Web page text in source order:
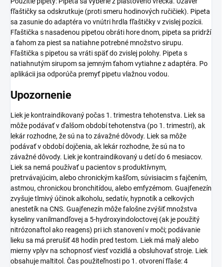
fľaštičky sa odskrutkuje (proti smeru hodinových ručičiek). Pipeta
sa zasunie do adaptéra vo vnútri hrdla fľaštičky v zvislej pozícii.
Fľaštička s nasadenou pipetou obráti hore dnom, pipeta sa pridrží
a ťahom za piest sa natiahne potrebné množstvo sirupu.
Fľaštička s pipetou sa vráti späť do zvislej polohy. Pipeta s
natiahnutým sirupom sa jemným ťahom vytiahne z adaptéra. Po
aplikácii jsa odporúča premyť pipetu vlažnou vodou.
Upozornenie
Liek je kontraindikovaný počas 1. trimestra tehotenstva. Liek sa
môže podávať v ďalšom období tehotenstva (po 1. trimestri), ak
lekár rozhodne, že sú na to závažné dôvody. Liek sa môže
podávať v období dojčenia, ak lekár rozhodne, že sú na to
závažné dôvody. Liek je kontraindikovaný u detí do 6 mesiacov.
Liek sa nemá používať u pacientov s produktívnym,
pretrvávajúcim, alebo chronickým kašľom, súvisiacim s fajčením,
astmou, chronickou bronchitídou, alebo emfyzémom. Guajfenezín
zvyšuje tlmivý účinok alkoholu, sedatív, hypnotík a celkových
anestetík na CNS. Guajfenezín môže falošne zvýšiť množstva
kyseliny vanilmandľovej a 5-hydroxyindoloctovej (ak je použitý
nitrózonaftol ako reagens) pri ich stanovení v moči; podávanie
lieku sa má prerušiť 48 hodín pred testom. Liek má malý alebo
mierny vplyv na schopnosť viesť vozidlá a obsluhovať stroje. Liek
obsahuje maltitol. Čas použiteľnosti po 1. otvorení fľaše: 4